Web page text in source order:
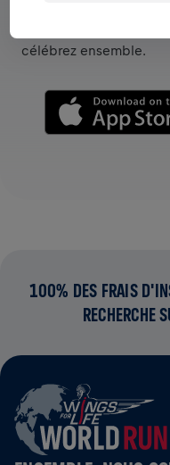
célébrez ensemble.
100% DES FRAIS
RECHERCHE